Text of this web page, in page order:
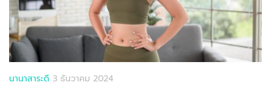
นานาสาระดี 3 ธันวาคม 2024